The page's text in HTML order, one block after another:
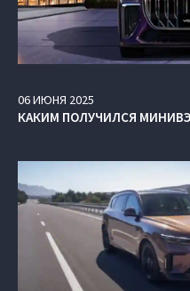
06ИЮНЯ 2025
КАКИМ ПОЛУЧИЛСЯ МИНИВЭН